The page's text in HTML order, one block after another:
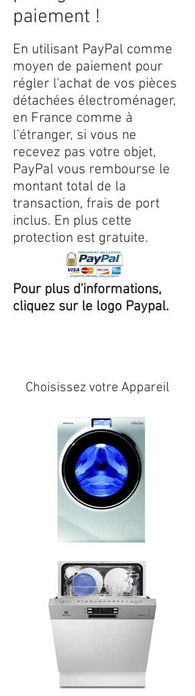
paiement !
En utilisant PayPal comme
moyen de paiement pour
régler l'achat de vos pièces
détachées électroménager,
en France comme à
l’étranger, si vous ne
recevez pas votre objet,
PayPal vous rembourse le
montant total de la
transaction, frais de port
inclus. En plus cette
protection est gratuite.
Pour plus d'informations,
cliquez sur le logo Paypal.
Choisissez votre Appareil